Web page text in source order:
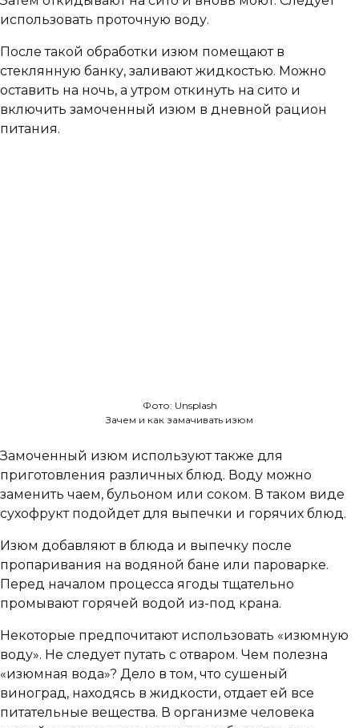
использовать проточную воду.
После такой обработки изюм помещают в
стеклянную банку, заливают жидкостью. Можно
оставить на ночь, а утром откинуть на сито и
включить замоченный изюм в дневной рацион
питания.
Фото: Unsplash
Зачем и как замачивать изюм
Замоченный изюм используют также для
приготовления различных блюд. Воду можно
заменить чаем, бульоном или соком. В таком виде
сухофрукт подойдет для выпечки и горячих блюд.
Изюм добавляют в блюда и выпечку после
пропаривания на водяной бане или пароварке.
Перед началом процесса ягоды тщательно
промывают горячей водой из-под крана.
Некоторые предпочитают использовать «изюмную
воду». Не следует путать с отваром. Чем полезна
«изюмная вода»? Дело в том, что сушеный
виноград, находясь в жидкости, отдает ей все
питательные вещества. В организме человека